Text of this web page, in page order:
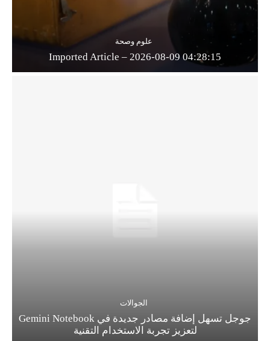
علوم وصحة
Imported Article – 2026-08-09 04:28:15
الجوالات
جوجل تسهل إضافة مصادر جديدة في Gemini Notebook
لتعزيز تجربة الاستخدام التقنية